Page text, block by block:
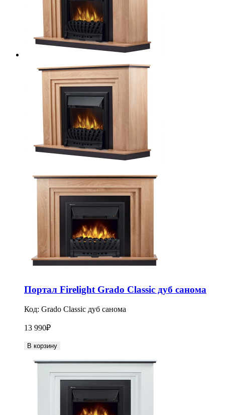
Портал Firelight Grado Classic дуб санома
Код: Grado Classic дуб санома
13 990₽
В корзину